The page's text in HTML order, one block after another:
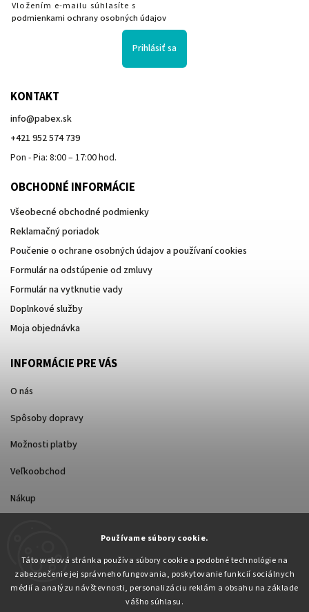
Používame súbory cookie.
Táto webová stránka používa súbory cookie a podobné technológie na
zabezpečenie jej správneho fungovania, poskytovanie funkcií sociálnych
médií a analýzu návštevnosti, personalizáciu reklám a obsahu na základe
vášho súhlasu.
Vložením e-mailu súhlasíte s
podmienkami ochrany osobných údajov
Prihlásiť sa
KONTAKT
info@pabex.sk
+421 952 574 739
Pon - Pia: 8:00 – 17:00 hod.
OBCHODNÉ INFORMÁCIE
Všeobecné obchodné podmienky
Reklamačný poriadok
Poučenie o ochrane osobných údajov a používaní cookies
Formulár na odstúpenie od zmluvy
Formulár na vytknutie vady
Doplnkové služby
Moja objednávka
INFORMÁCIE PRE VÁS
O nás
Spôsoby dopravy
Možnosti platby
Veľkoobchod
Nákup